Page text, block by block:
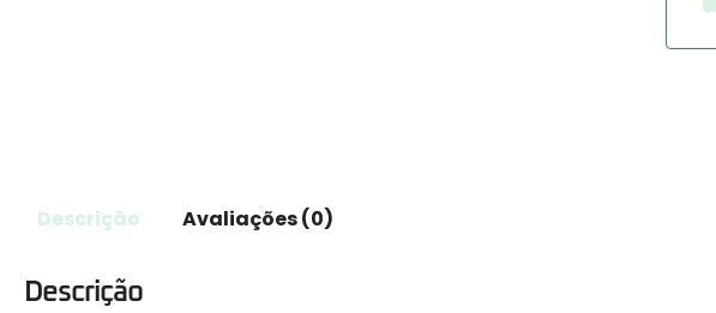
Descrição Avaliações (0)
Descrição